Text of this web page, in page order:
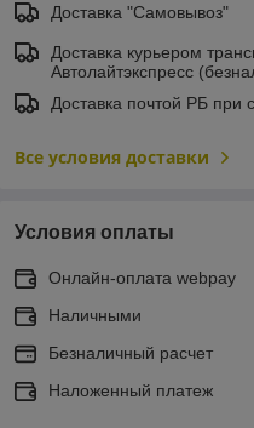
Доставка "Самовывоз"
Доставка курьером
Автолайтэкспресс
Доставка почтой РБ при
Все условия доставки
Условия оплаты
Онлайн-оплата webpay
Наличными
Безналичный расчет
Наложенный платеж